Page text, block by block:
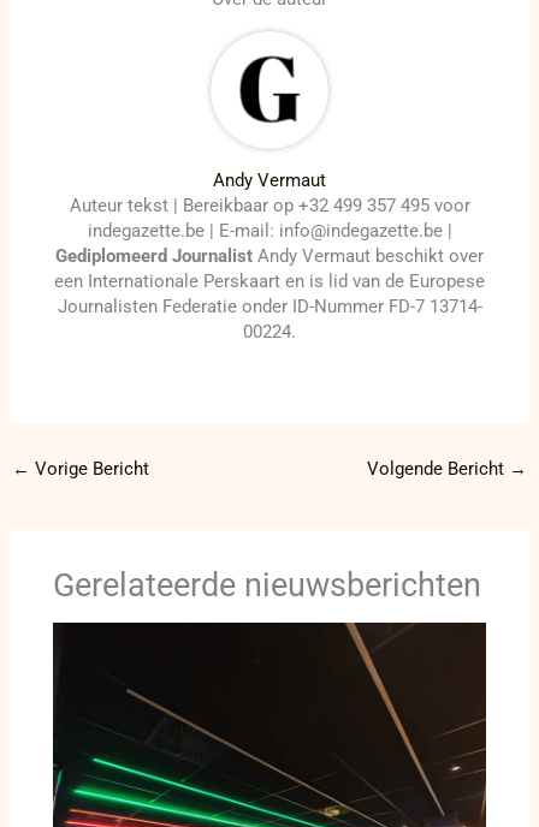
Andy Vermaut
Auteur tekst | Bereikbaar op +32 499 357 495 voor
indegazette.be | E-mail: info@indegazette.be |
Gediplomeerd Journalist Andy Vermaut beschikt over
een Internationale Perskaart en is lid van de Europese
Journalisten Federatie onder ID-Nummer FD-7 13714-
00224.
← Vorige Bericht Volgende Bericht →
Gerelateerde nieuwsberichten